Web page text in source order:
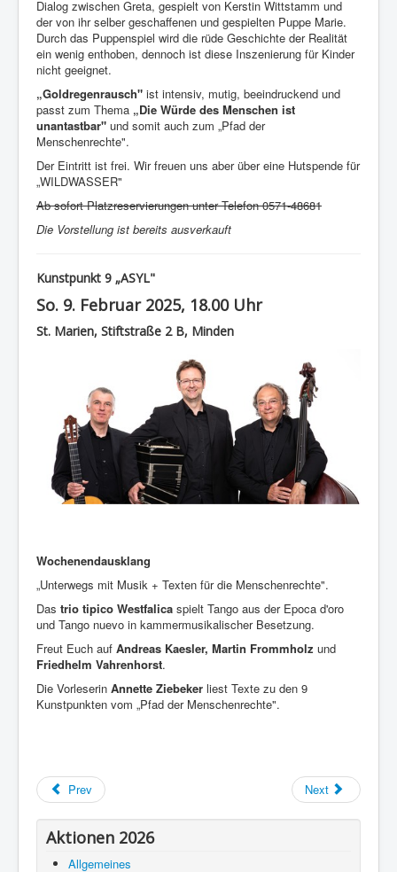
Dialog zwischen Greta, gespielt von Kerstin Wittstamm und
der von ihr selber geschaffenen und gespielten Puppe Marie.
Durch das Puppenspiel wird die rüde Geschichte der Realität
ein wenig enthoben, dennoch ist diese Inszenierung für Kinder
nicht geeignet.
„Goldregenrausch" ist intensiv, mutig, beeindruckend und
passt zum Thema „Die Würde des Menschen ist
unantastbar" und somit auch zum „Pfad der
Menschenrechte".
Der Eintritt ist frei. Wir freuen uns aber über eine Hutspende für
„WILDWASSER"
Ab sofort Platzreservierungen unter Telefon 0571-48681
Die Vorstellung ist bereits ausverkauft
Kunstpunkt 9 „ASYL"
So. 9. Februar 2025, 18.00 Uhr
St. Marien, Stiftstraße 2 B, Minden
Wochenendausklang
„Unterwegs mit Musik + Texten für die Menschenrechte".
Das trio tipico Westfalica spielt Tango aus der Epoca d'oro
und Tango nuevo in kammermusikalischer Besetzung.
Freut Euch auf Andreas Kaesler, Martin Frommholz und
Friedhelm Vahrenhorst.
Die Vorleserin Annette Ziebeker liest Texte zu den 9
Kunstpunkten vom „Pfad der Menschenrechte".
Prev Next
Aktionen 2026
Allgemeines